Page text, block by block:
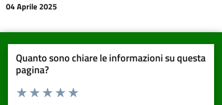
04 Aprile 2025
Quanto sono chiare le informazioni su questa
pagina?
Valuta da 1 a 5 stelle la pagina